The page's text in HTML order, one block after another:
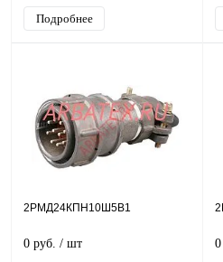
Подробнее
2РМД24КПН10Ш5В1
0 руб. / шт